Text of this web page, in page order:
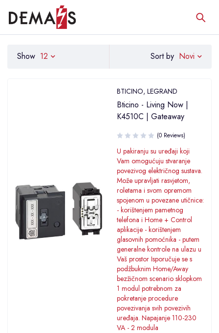
Sort by Novi
Show 12
BTICINO, LEGRAND
Bticino - Living Now |
K4510C | Gateaway
(0 Reviews)
U pakiranju su uređaji koji
Vam omogućuju stvaranje
povezivog električnog sustava.
Može upravljati rasvjetom,
roletama i svom opremom
spojenom u povezane utičnice:
- korištenjem pametnog
telefona i Home + Control
aplikacije - korištenjem
glasovnih pomoćnika - putem
generalne kontrole na ulazu u
Vaš prostor Isporučuje se s
podžbuknim Home/Away
bezžičnom scenario sklopkom
1 modul potrebnom za
pokretanje procedure
povezivanja svih povezivih
uređaja. Napajanje 110-230
VA - 2 modula